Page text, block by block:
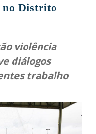
no Distrito
violência
diálogos
trabalho